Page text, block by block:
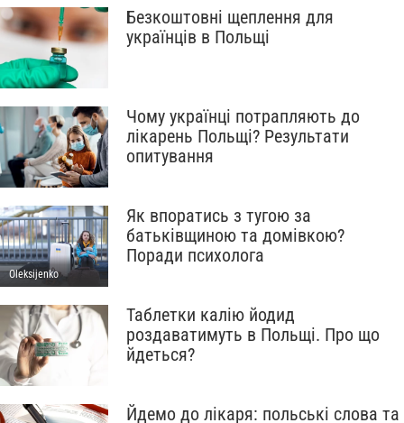
Безкоштовні щеплення для
українців в Польщі
Чому українці потрапляють до
лікарень Польщі? Результати
опитування
Oleksijenko
Як впоратись з тугою за
батьківщиною та домівкою?
Поради психолога
Таблетки калію йодид
роздаватимуть в Польщі. Про що
йдеться?
Йдемо до лікаря: польські слова та